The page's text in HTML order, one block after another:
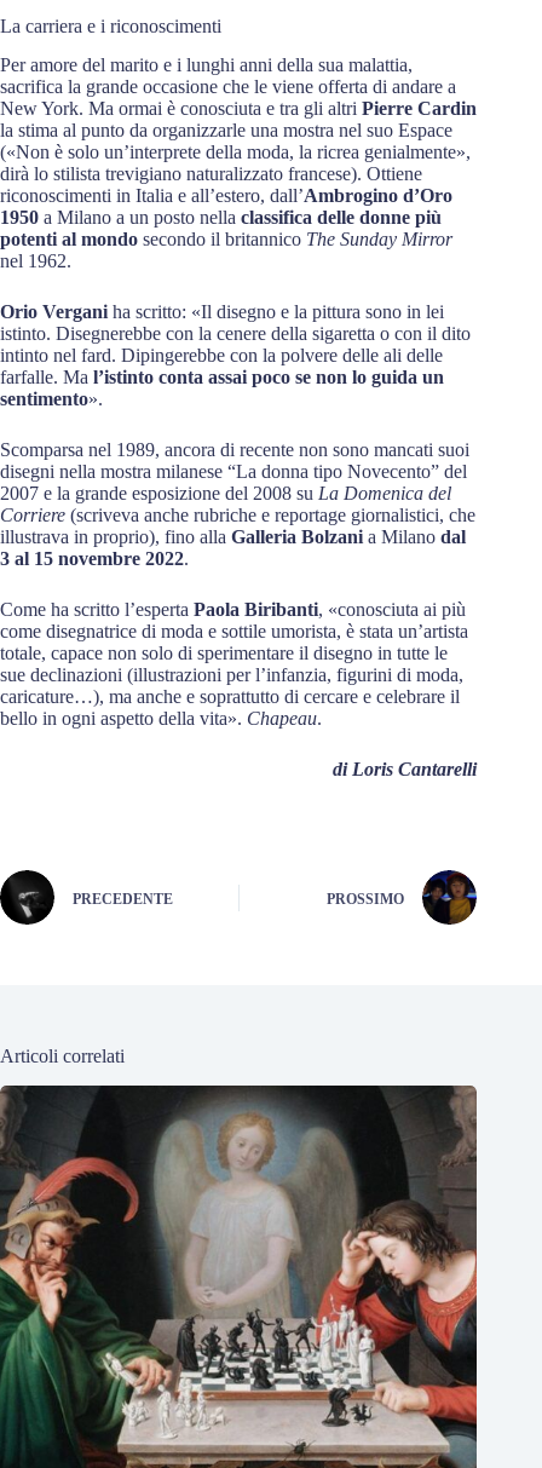
La carriera e i riconoscimenti
Per amore del marito e i lunghi anni della sua malattia,
sacrifica la grande occasione che le viene offerta di andare a
New York. Ma ormai è conosciuta e tra gli altri Pierre Cardin
la stima al punto da organizzarle una mostra nel suo Espace
(«Non è solo un’interprete della moda, la ricrea genialmente»,
dirà lo stilista trevigiano naturalizzato francese). Ottiene
riconoscimenti in Italia e all’estero, dall’Ambrogino d’Oro
1950 a Milano a un posto nella classifica delle donne più
potenti al mondo secondo il britannico The Sunday Mirror
nel 1962.
Orio Vergani ha scritto: «Il disegno e la pittura sono in lei
istinto. Disegnerebbe con la cenere della sigaretta o con il dito
intinto nel fard. Dipingerebbe con la polvere delle ali delle
farfalle. Ma l’istinto conta assai poco se non lo guida un
sentimento».
Scomparsa nel 1989, ancora di recente non sono mancati suoi
disegni nella mostra milanese “La donna tipo Novecento” del
2007 e la grande esposizione del 2008 su La Domenica del
Corriere (scriveva anche rubriche e reportage giornalistici, che
illustrava in proprio), fino alla Galleria Bolzani a Milano dal
3 al 15 novembre 2022.
Come ha scritto l’esperta Paola Biribanti, «conosciuta ai più
come disegnatrice di moda e sottile umorista, è stata un’artista
totale, capace non solo di sperimentare il disegno in tutte le
sue declinazioni (illustrazioni per l’infanzia, figurini di moda,
caricature…), ma anche e soprattutto di cercare e celebrare il
bello in ogni aspetto della vita». Chapeau.
di Loris Cantarelli
PRECEDENTE PROSSIMO
Articoli correlati